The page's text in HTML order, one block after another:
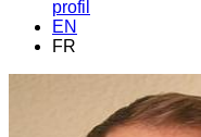
profil
EN
FR